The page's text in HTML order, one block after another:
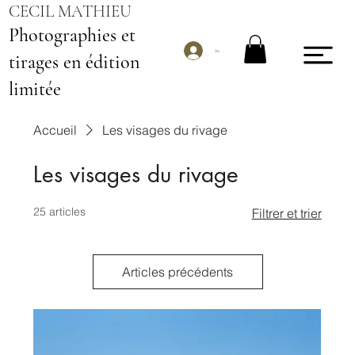
CECIL MATHIEU
Photographies et
tirages en édition
limitée
Se connecter
Accueil Les visages du rivage
Les visages du rivage
25 articles Filtrer et trier
Articles précédents